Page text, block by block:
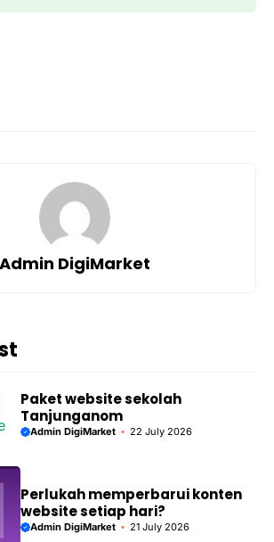
Admin DigiMarket
Paket website sekolah
Tanjunganom
Admin DigiMarket 22 July 2026
Perlukah memperbarui konten
website setiap hari?
Admin DigiMarket 21 July 2026